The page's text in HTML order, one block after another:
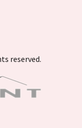
reserved.